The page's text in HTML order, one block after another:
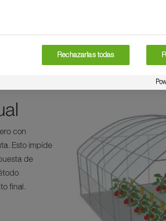
de Tuta absoluta en cultivos de tomate.
3,8-tetradecadien-1-il acetato), que se
en suelo (certificación TÜV Austria, EN
con
Esto impide
de
final.
Rechazarlas todas